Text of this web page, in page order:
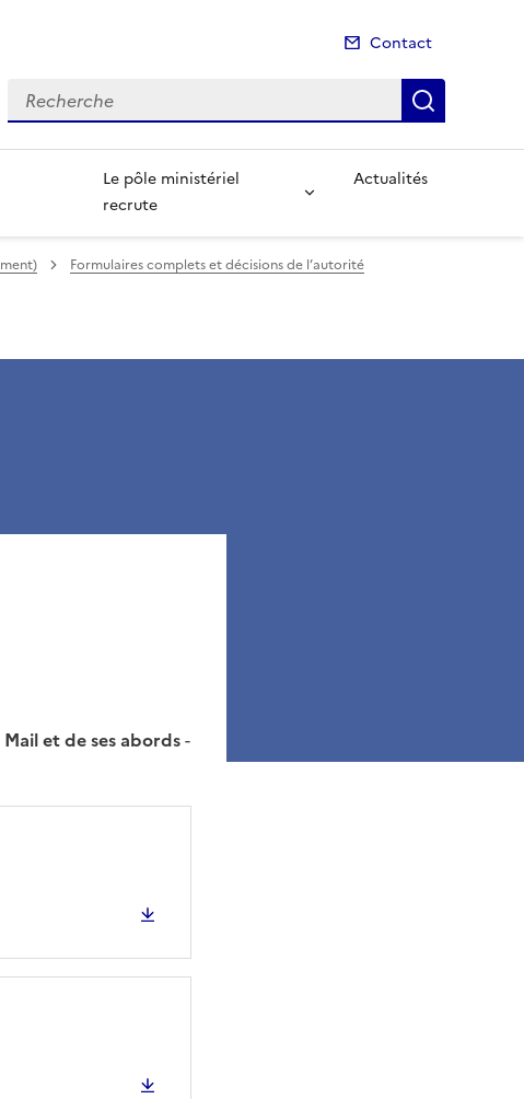
Contact
Recherche
Le pôle ministériel
recrute
Actualités
Formulaires complets et décisions de l’autorité
et de ses abords-